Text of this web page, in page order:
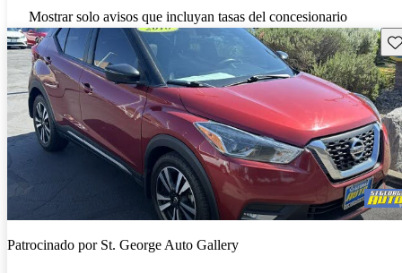
Mostrar solo avisos que incluyan tasas del concesionario
Patrocinado por St. George Auto Gallery